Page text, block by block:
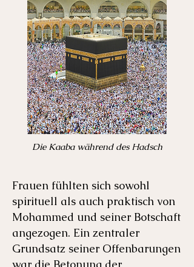
Die Kaaba während des Hadsch
Frauen fühlten sich sowohl
spirituell als auch praktisch von
Mohammed und seiner Botschaft
angezogen. Ein zentraler
Grundsatz seiner Offenbarungen
war die Betonung der